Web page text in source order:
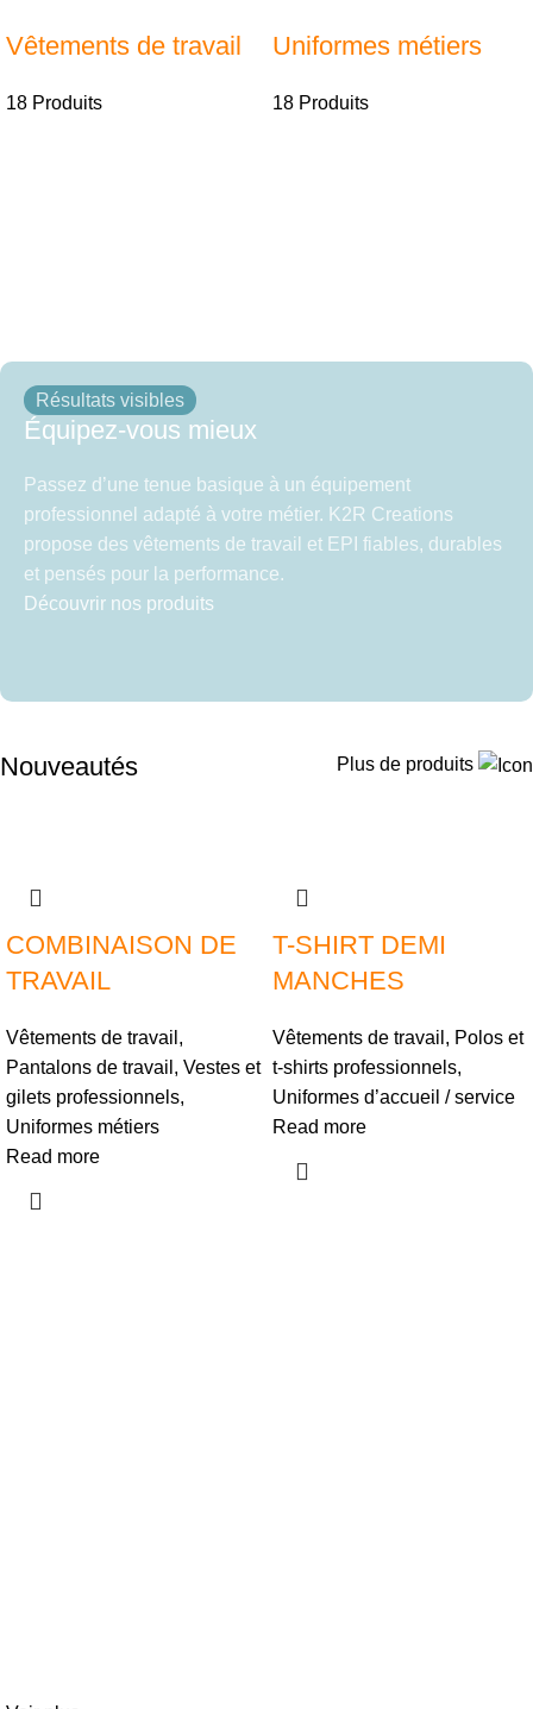
Vêtements de travail
18 Produits
Uniformes métiers
18 Produits
Résultats visibles
Équipez-vous mieux
Passez d’une tenue basique à un équipement
professionnel adapté à votre métier. K2R Creations
propose des vêtements de travail et EPI fiables, durables
et pensés pour la performance.
Découvrir nos produits
Nouveautés Plus de produits
COMBINAISON DE
TRAVAIL
Vêtements de travail ,
Pantalons de travail , Vestes et
gilets professionnels,
Uniformes métiers
Read more
T-SHIRT DEMI
MANCHES
Vêtements de travail , Polos et
t-shirts professionnels,
Uniformes d’accueil / service
Read more